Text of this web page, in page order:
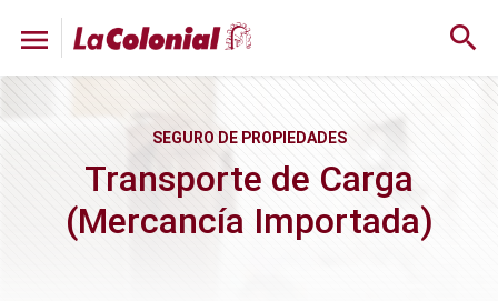
menu search
Transporte de Carga
(Mercancía Importada)